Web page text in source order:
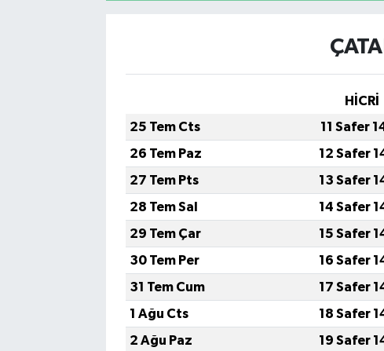
HİCRİ
25 Tem Cts
11 Safer
26 Tem Paz
12 Safer
27 Tem Pts
13 Safer
28 Tem Sal
14 Safer
29 Tem Çar
15 Safer
30 Tem Per
16 Safer
31 Tem Cum
17 Safer
1 Ağu Cts
18 Safer
2 Ağu Paz
19 Safer